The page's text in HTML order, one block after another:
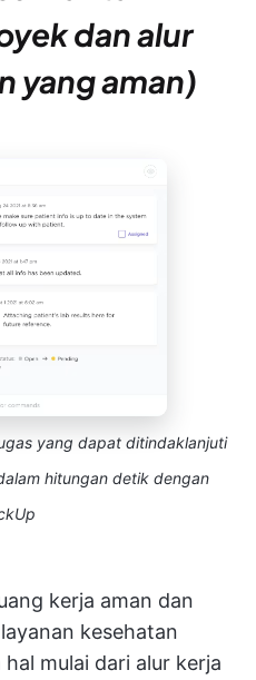
dan alur
yang aman)
yang dapat ditindaklanjuti
hitungan detik dengan
kerja aman dan
kesehatan
mulai dari alur kerja